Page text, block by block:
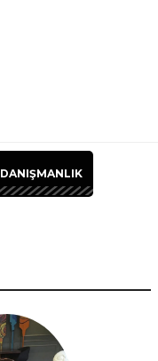
DANIŞMANLIK